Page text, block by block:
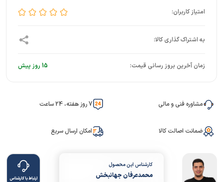
زمان آخرین بروز رسانی قیمت: 15 روز پیش
مشاوره فنی و مالی 7 روز هفته، 24 ساعت
ضمانت اصالت کالا امکان ارسال سریع
کارشناس این محصول
محمدعرفان جهانبخش ارتباط با کارشناس